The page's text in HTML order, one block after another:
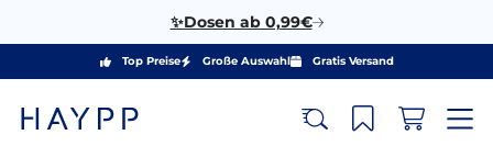
✨Dosen ab 0,99€
Top Preise Große Auswahl Gratis Versand